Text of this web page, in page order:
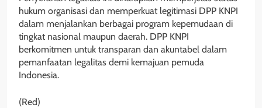
hukum organisasi dan memperkuat legitimasi DPP KNPI
dalam menjalankan berbagai program kepemudaan di
tingkat nasional maupun daerah. DPP KNPI
berkomitmen untuk transparan dan akuntabel dalam
pemanfaatan legalitas demi kemajuan pemuda
Indonesia.
(Red)